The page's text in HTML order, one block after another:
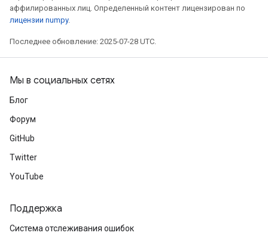
аффилированных лиц. Определенный контент лицензирован по
лицензии numpy.
Последнее обновление: 2025-07-28 UTC.
Мы в социальных сетях
Блог
Форум
GitHub
Twitter
YouTube
Поддержка
Система отслеживания ошибок